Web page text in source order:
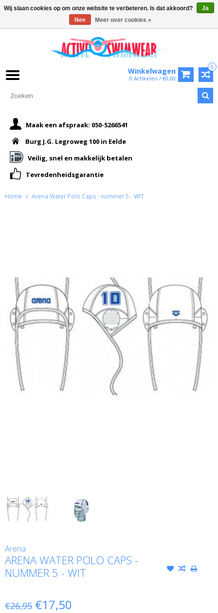
0
Winkelwagen
0 Artikelen / €0,00
Maak een afspraak: 050-5266541
Burg J.G. Legroweg 100 in Eelde
Veilig, snel en makkelijk betalen
Tevredenheidsgarantie
Home Arena Water Polo Caps - nummer 5 - WIT
Arena
ARENA WATER POLO CAPS -
NUMMER 5 - WIT
€26,95 €17,50
Wij slaan cookies op om onze website te verbeteren. Is dat akkoord?
Ja
Nee
Meer over cookies »